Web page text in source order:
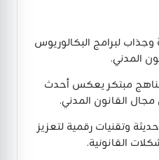
لبرامج البكالوريوس
المدني.
مبتكر يعكس أحدث
القانون المدني.
وتقنيات رقمية لتعزيز
القانونية.